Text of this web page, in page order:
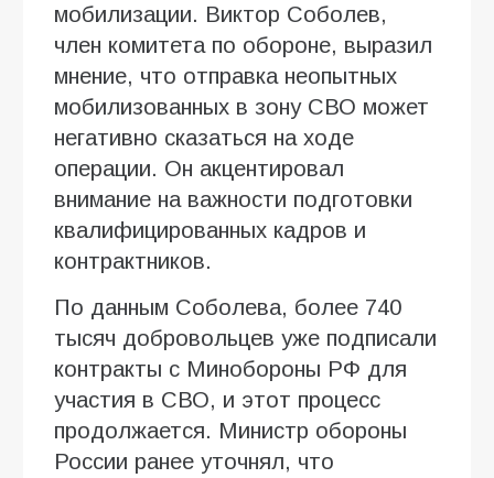
мобилизации. Виктор Соболев,
член комитета по обороне, выразил
мнение, что отправка неопытных
мобилизованных в зону СВО может
негативно сказаться на ходе
операции. Он акцентировал
внимание на важности подготовки
квалифицированных кадров и
контрактников.
По данным Соболева, более 740
тысяч добровольцев уже подписали
контракты с Минобороны РФ для
участия в СВО, и этот процесс
продолжается. Министр обороны
России ранее уточнял, что